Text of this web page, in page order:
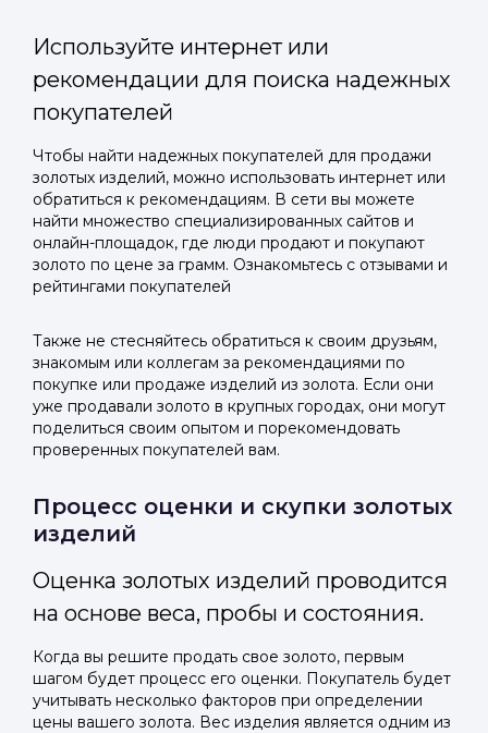
Войти в
профиль
Мы отправим код для входа на ваш
номер телефона.
Телефон
Подать заявку
Отправьте заявку через мессенджер-бот — магазины
увидят её и пришлют предложения. Фото, описание и
AI-оценка прямо в чате.
ВКонтакте
или подайте через форму на сайте
Войти в ЛК и заполнить форму
Подать заявку
Отправьте заявку через мессенджер-бот — магазины
увидят её и пришлют предложения. Фото, описание и
AI-оценка прямо в чате.
ВКонтакте
или подайте через форму на сайте
Войти в ЛК и заполнить форму
Используйте интернет или
рекомендации для поиска надежных
покупателей
Чтобы найти надежных покупателей для продажи
золотых изделий, можно использовать интернет или
обратиться к рекомендациям. В сети вы можете
найти множество специализированных сайтов и
онлайн-площадок, где люди продают и покупают
золото по цене за грамм. Ознакомьтесь с отзывами и
рейтингами покупателей
Также не стесняйтесь обратиться к своим друзьям,
знакомым или коллегам за рекомендациями по
покупке или продаже изделий из золота. Если они
уже продавали золото в крупных городах, они могут
поделиться своим опытом и порекомендовать
проверенных покупателей вам.
Процесс оценки и скупки золотых
изделий
Оценка золотых изделий проводится
на основе веса, пробы и состояния.
Когда вы решите продать свое золото, первым
шагом будет процесс его оценки. Покупатель будет
учитывать несколько факторов при определении
цены вашего золота. Вес изделия является одним из